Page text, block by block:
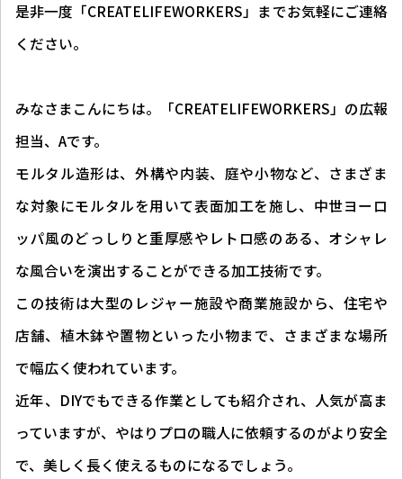
是非一度「CREATELIFEWORKERS」までお気軽にご連絡
ください。
みなさまこんにちは。「CREATELIFEWORKERS」の広報
担当、Aです。
モルタル造形は、外構や内装、庭や小物など、さまざま
な対象にモルタルを用いて表面加工を施し、中世ヨーロ
ッパ風のどっしりと重厚感やレトロ感のある、オシャレ
な風合いを演出することができる加工技術です。
この技術は大型のレジャー施設や商業施設から、住宅や
店舗、植木鉢や置物といった小物まで、さまざまな場所
で幅広く使われています。
近年、DIYでもできる作業としても紹介され、人気が高ま
っていますが、やはりプロの職人に依頼するのがより安全
で、美しく長く使えるものになるでしょう。